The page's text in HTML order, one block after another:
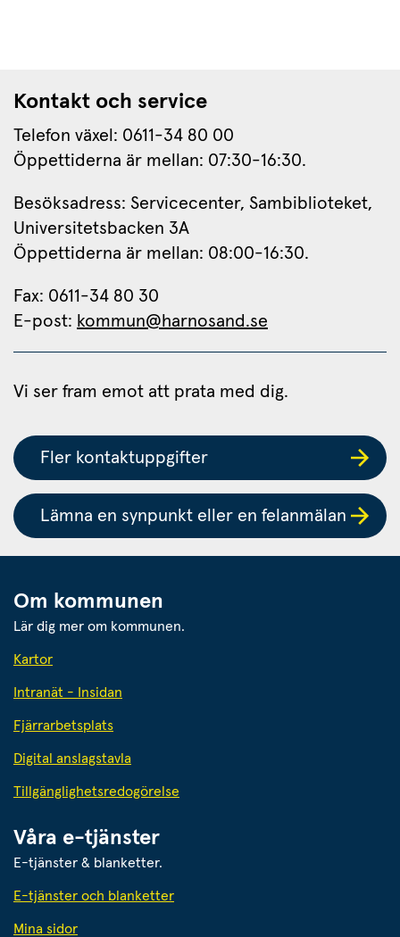
Kontakt och service
Telefon växel: 0611-34 80 00
Öppettiderna är mellan: 07:30-16:30.
Besöksadress: Servicecenter, Sambiblioteket,
Universitetsbacken 3A
Öppettiderna är mellan: 08:00-16:30.
Fax: 0611-34 80 30
E-post: kommun@harnosand.se
Vi ser fram emot att prata med dig.
Fler kontaktuppgifter
Lämna en synpunkt eller en felanmälan
Om kommunen
Lär dig mer om kommunen.
Kartor
Intranät - Insidan
Fjärrarbetsplats
Digital anslagstavla
Tillgänglighetsredogörelse
Våra e-tjänster
E-tjänster & blanketter.
E-tjänster och blanketter
Mina sidor